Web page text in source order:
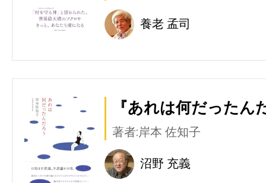
養老 孟司
『あれは何だったん
著者:岸本 佐知子
沼野 充義